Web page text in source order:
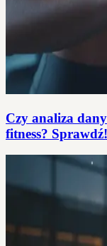
Czy analiza
fitness? Sprawdź!